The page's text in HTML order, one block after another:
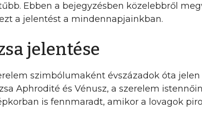
Ebben a bejegyzésben közelebbről
a jelentést a mindennapjainkban.
jelentése
szimbólumaként évszázadok óta
Aphrodité és Vénusz, a szerelem
is fennmaradt, amikor a lovagok